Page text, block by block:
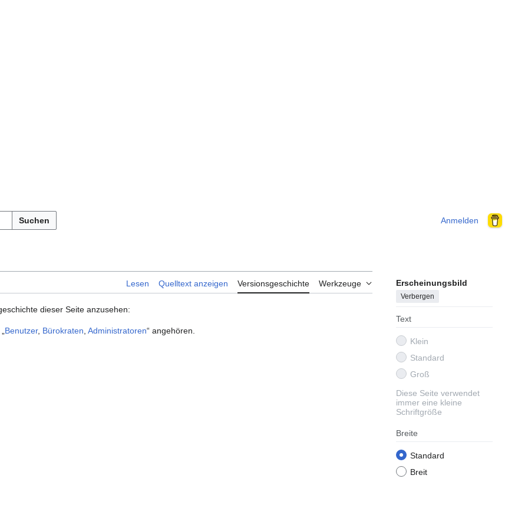
Suchen Anmelden
Lesen Quelltext anzeigen Versionsgeschichte Werkzeuge Erscheinungsbild
Verbergen
Text
Klein
Standard
Groß
Diese Seite verwendet
immer eine kleine
Schriftgröße
Breite
Standard
Breit
dieser Seite anzusehen:
Benutzer, Bürokraten Administratoren“ angehören.